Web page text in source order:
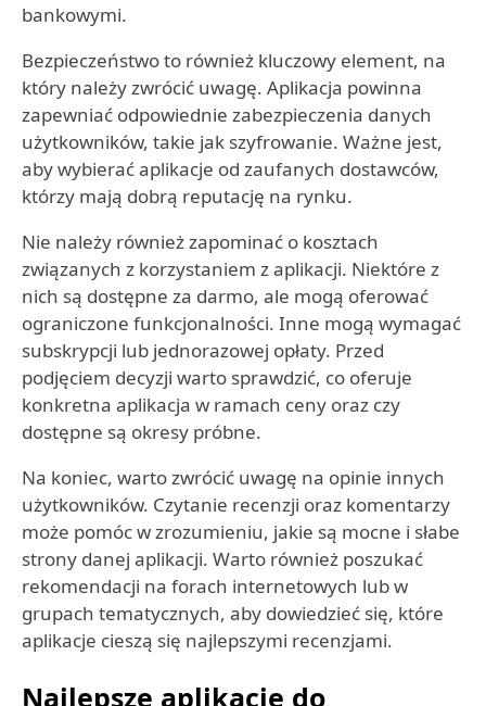
bankowymi.
Bezpieczeństwo to również kluczowy element, na
który należy zwrócić uwagę. Aplikacja powinna
zapewniać odpowiednie zabezpieczenia danych
użytkowników, takie jak szyfrowanie. Ważne jest,
aby wybierać aplikacje od zaufanych dostawców,
którzy mają dobrą reputację na rynku.
Nie należy również zapominać o kosztach
związanych z korzystaniem z aplikacji. Niektóre z
nich są dostępne za darmo, ale mogą oferować
ograniczone funkcjonalności. Inne mogą wymagać
subskrypcji lub jednorazowej opłaty. Przed
podjęciem decyzji warto sprawdzić, co oferuje
konkretna aplikacja w ramach ceny oraz czy
dostępne są okresy próbne.
Na koniec, warto zwrócić uwagę na opinie innych
użytkowników. Czytanie recenzji oraz komentarzy
może pomóc w zrozumieniu, jakie są mocne i słabe
strony danej aplikacji. Warto również poszukać
rekomendacji na forach internetowych lub w
grupach tematycznych, aby dowiedzieć się, które
aplikacje cieszą się najlepszymi recenzjami.
Najlepsze aplikacje do